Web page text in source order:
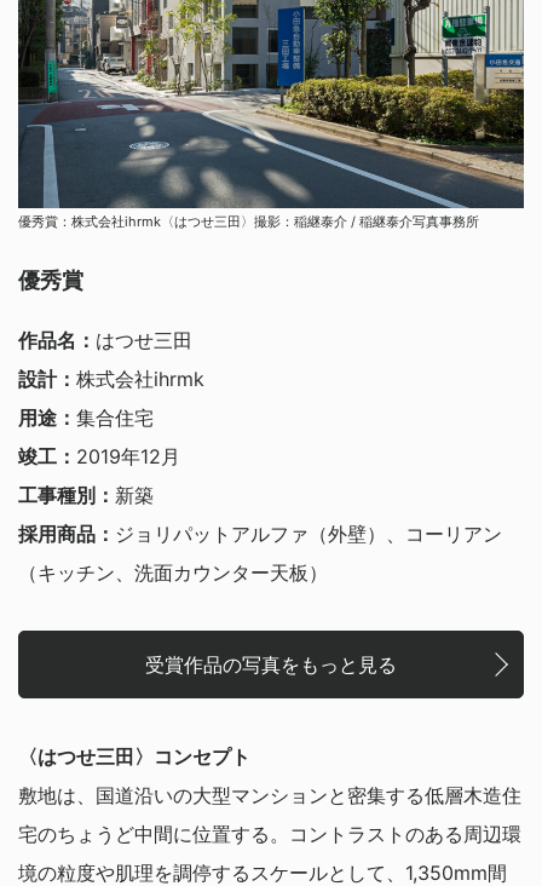
優秀賞：株式会社ihrmk〈はつせ三田〉撮影：稲継泰介 / 稲継泰介写真事務所
優秀賞
作品名： はつせ三田
設計： 株式会社ihrmk
用途： 集合住宅
竣工： 2019年12月
工事種別： 新築
採用商品： ジョリパットアルファ（外壁）、コーリアン
（キッチン、洗面カウンター天板）
受賞作品の写真をもっと見る
〈はつせ三田〉コンセプト
敷地は、国道沿いの大型マンションと密集する低層木造住
宅のちょうど中間に位置する。コントラストのある周辺環
境の粒度や肌理を調停するスケールとして、1,350mm間